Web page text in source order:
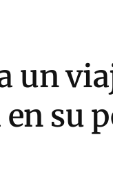
un
su